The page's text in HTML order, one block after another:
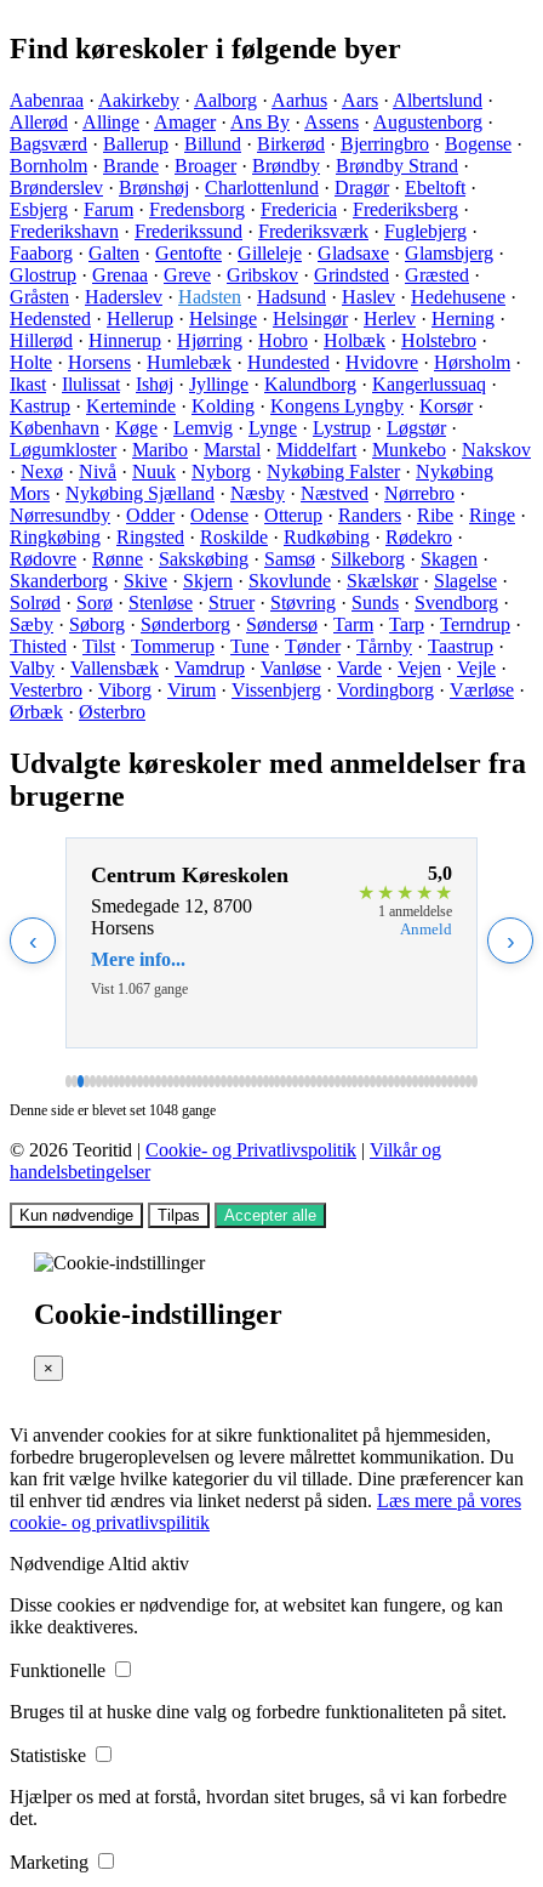
Find køreskoler i følgende byer
Aabenraa · Aakirkeby · Aalborg · Aarhus · Aars · Albertslund ·
Allerød · Allinge · Amager· Ans By · Assens · Augustenborg ·
Bagsværd · Ballerup · Billund · Birkerød · Bjerringbro · Bogense ·
Bornholm · Brande · Broager· Brøndby · Brøndby Strand ·
Brønderslev · Brønshøj · Charlottenlund · Dragør· Ebeltoft ·
Esbjerg · Farum · Fredensborg · Fredericia · Frederiksberg ·
Frederikshavn · Frederikssund · Frederiksværk · Fuglebjerg ·
Faaborg · Galten · Gentofte · Gilleleje · Gladsaxe · Glamsbjerg ·
Glostrup · Grenaa · Greve · Gribskov · Grindsted · Græsted ·
Gråsten · Haderslev · Hadsten · Hadsund · Haslev · Hedehusene ·
Hedensted · Hellerup · Helsinge · Helsingør· Herlev · Herning ·
Hillerød · Hinnerup · Hjørring · Hobro · Holbæk · Holstebro ·
Holte · Horsens · Humlebæk · Hundested · Hvidovre · Hørsholm ·
Ikast · Ilulissat · Ishøj · Jyllinge · Kalundborg · Kangerlussuaq ·
Kastrup · Kerteminde · Kolding · Kongens Lyngby · Korsør·
København · Køge · Lemvig · Lynge · Lystrup · Løgstør·
Løgumkloster· Maribo · Marstal · Middelfart · Munkebo · Nakskov
· Nexø · Nivå · Nuuk · Nyborg · Nykøbing Falster· Nykøbing
Mors · Nykøbing Sjælland · Næsby · Næstved · Nørrebro ·
Nørresundby · Odder· Odense · Otterup · Randers · Ribe · Ringe ·
Ringkøbing · Ringsted · Roskilde · Rudkøbing · Rødekro ·
Rødovre · Rønne · Sakskøbing · Samsø · Silkeborg · Skagen ·
Skanderborg · Skive · Skjern · Skovlunde · Skælskør· Slagelse ·
Solrød · Sorø · Stenløse · Struer· Støvring · Sunds · Svendborg ·
Sæby · Søborg · Sønderborg · Søndersø · Tarm · Tarp · Terndrup ·
Thisted · Tilst · Tommerup · Tune · Tønder· Tårnby · Taastrup ·
Valby · Vallensbæk · Vamdrup · Vanløse · Varde · Vejen · Vejle ·
Vesterbro · Viborg · Virum · Vissenbjerg · Vordingborg · Værløse ·
Ørbæk · Østerbro
Udvalgte køreskoler med anmeldelser fra
brugerne
‹
Centrum Køreskolen
Smedegade 12, 8700
Horsens
Mere info...
Vist 1.067 gange
5,0
★ ★ ★ ★ ★
1 anmeldelse
Anmeld ›
Denne side er blevet set 1048 gange
© 2026 Teoritid | Cookie- og Privatlivspolitik | Vilkår og
handelsbetingelser
Kun nødvendige Tilpas Accepter alle
Cookie-indstillinger
×
Vi anvender cookies for at sikre funktionalitet på hjemmesiden,
forbedre brugeroplevelsen og levere målrettet kommunikation. Du
kan frit vælge hvilke kategorier du vil tillade. Dine præferencer kan
til enhver tid ændres via linket nederst på siden. Læs mere på vores
cookie- og privatlivspilitik
Nødvendige Altid aktiv
Disse cookies er nødvendige for, at websitet kan fungere, og kan
ikke deaktiveres.
Funktionelle
Bruges til at huske dine valg og forbedre funktionaliteten på sitet.
Statistiske
Hjælper os med at forstå, hvordan sitet bruges, så vi kan forbedre
det.
Marketing